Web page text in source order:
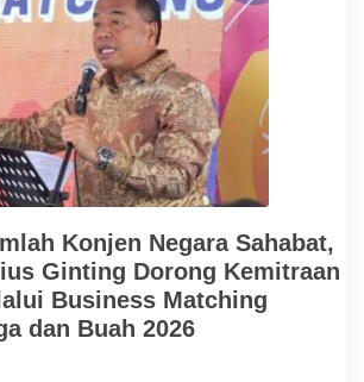
Konjen Negara Sahabat,
Ginting Dorong Kemitraan
Business Matching
dan Buah 2026